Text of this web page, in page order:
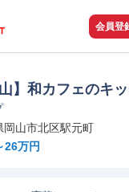
会員登
】和カフェのキ
山市北区駅元町
26万円